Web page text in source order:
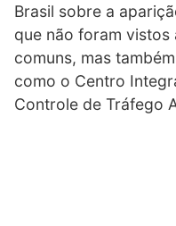
Brasil sobre a
que não foram
comuns, mas
como o Centro
Controle de Tráfego